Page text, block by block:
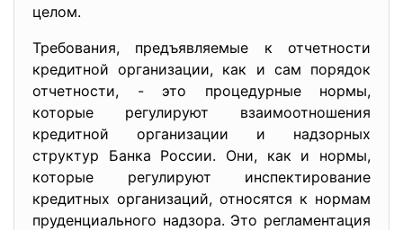
целом.
Требования, предъявляемые к отчетности
кредитной организации, как и сам порядок
отчетности, - это процедурные нормы,
которые регулируют взаимоотношения
кредитной организации и надзорных
структур Банка России. Они, как и нормы,
которые регулируют инспектирование
кредитных организаций, относятся к нормам
пруденциального надзора. Это регламентация